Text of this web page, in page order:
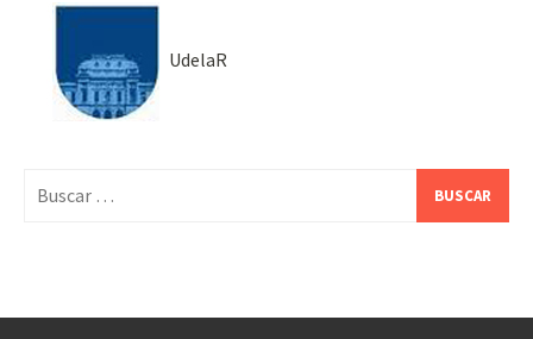
UdelaR